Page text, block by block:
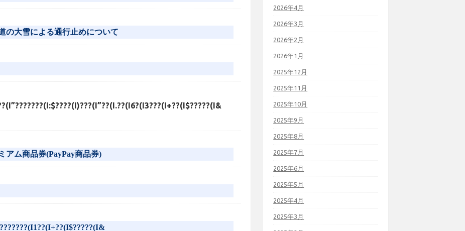
の大雪による通行止めについて
アム商品券(PayPay商品券)
2026年4月
2026年3月
2026年2月
2026年1月
2025年12月
2025年11月
2025年10月
2025年9月
2025年8月
2025年7月
2025年6月
2025年5月
2025年4月
2025年3月